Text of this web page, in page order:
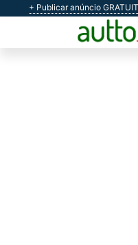
+ Publicar anúncio